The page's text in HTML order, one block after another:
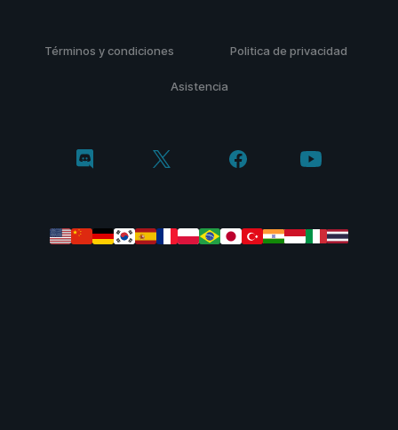
Términos y condiciones Politica de privacidad
Asistencia